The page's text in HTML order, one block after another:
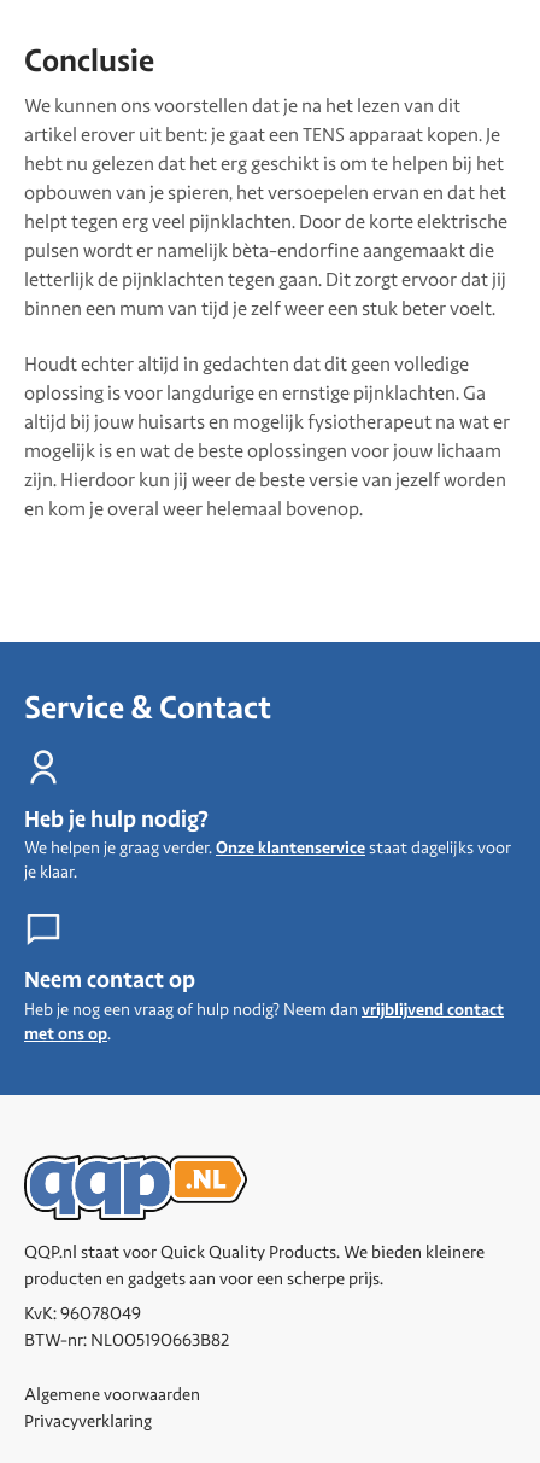
Conclusie
We kunnen ons voorstellen dat je na het lezen van dit
artikel erover uit bent: je gaat een TENS apparaat kopen. Je
hebt nu gelezen dat het erg geschikt is om te helpen bij het
opbouwen van je spieren, het versoepelen ervan en dat het
helpt tegen erg veel pijnklachten. Door de korte elektrische
pulsen wordt er namelijk bèta-endorfine aangemaakt die
letterlijk de pijnklachten tegen gaan. Dit zorgt ervoor dat jij
binnen een mum van tijd je zelf weer een stuk beter voelt.
Houdt echter altijd in gedachten dat dit geen volledige
oplossing is voor langdurige en ernstige pijnklachten. Ga
altijd bij jouw huisarts en mogelijk fysiotherapeut na wat er
mogelijk is en wat de beste oplossingen voor jouw lichaam
zijn. Hierdoor kun jij weer de beste versie van jezelf worden
en kom je overal weer helemaal bovenop.
Service & Contact
Heb je hulp nodig?
We helpen je graag verder.Onze klantenservicestaat dagelijks voor
je klaar.
Neem contact op
Heb je nog een vraag of hulp nodig? Neem dan vrijblijvend contact
met ons op.
QQP.nl staat voor Quick Quality Products. We bieden kleinere
producten en gadgets aan voor een scherpe prijs.
KvK: 96078049
BTW-nr: NL005190663B82
Algemene voorwaarden
Privacyverklaring